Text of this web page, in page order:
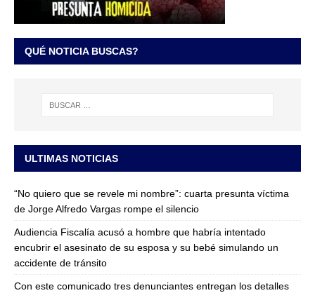
QUÉ NOTICIA BUSCAS?
ULTIMAS NOTICIAS
“No quiero que se revele mi nombre”: cuarta presunta víctima
de Jorge Alfredo Vargas rompe el silencio
Audiencia Fiscalía acusó a hombre que habría intentado
encubrir el asesinato de su esposa y su bebé simulando un
accidente de tránsito
Con este comunicado tres denunciantes entregan los detalles